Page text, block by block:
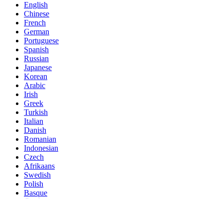
English
Chinese
French
German
Portuguese
Spanish
Russian
Japanese
Korean
Arabic
Irish
Greek
Turkish
Italian
Danish
Romanian
Indonesian
Czech
Afrikaans
Swedish
Polish
Basque